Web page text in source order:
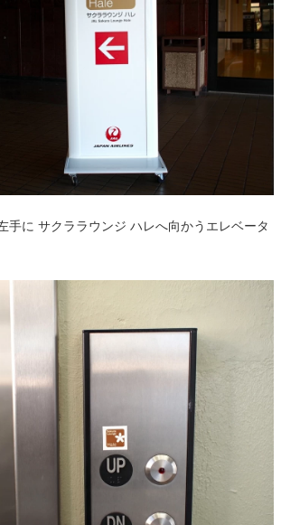
手に サクララウンジ ハレへ向かうエレベータ